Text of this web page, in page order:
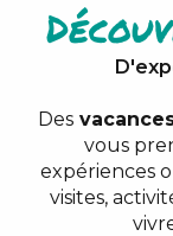
Préparez
Des
vous
expériences
visites,